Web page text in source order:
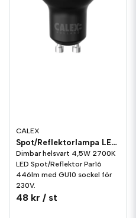
CALEX
Spot/Reflektorlampa LED 400lm GU10 2700K Dim
Dimbar helsvart 4,5W 2700K
LED Spot/Reflektor Par16
446lm med GU10 sockel för
230V.
48 kr / st